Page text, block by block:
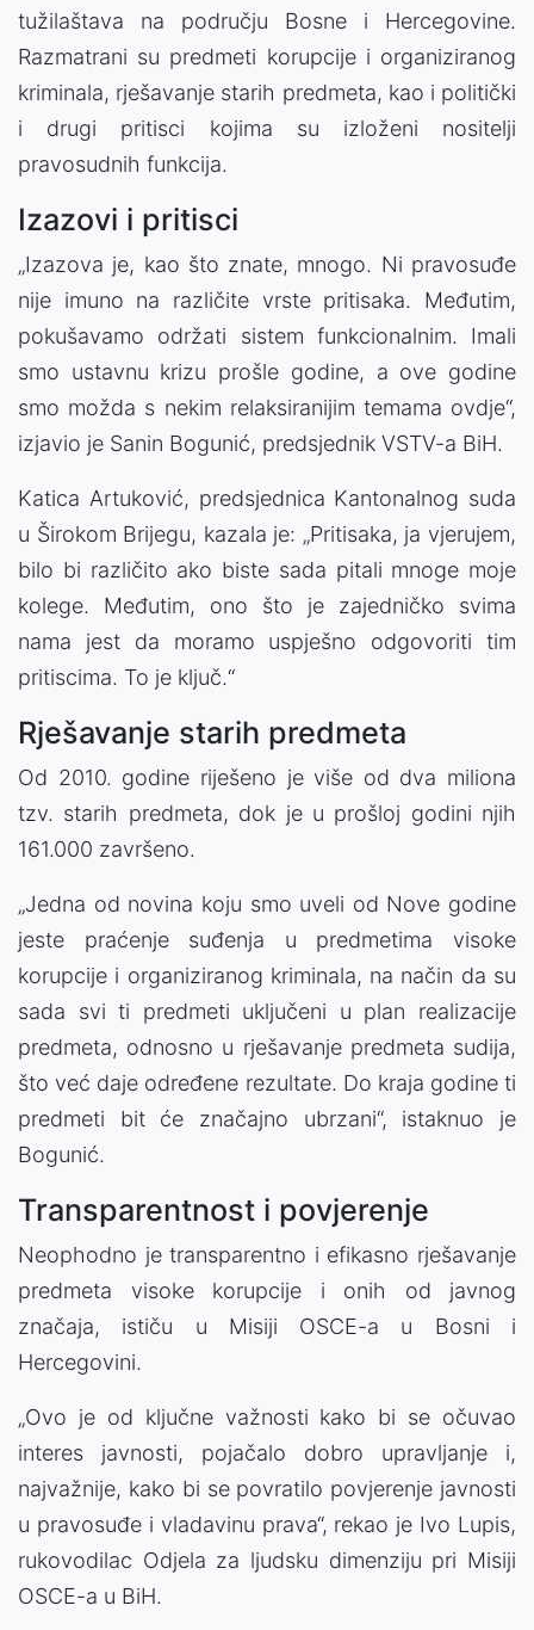
tužilaštava na području Bosne i Hercegovine.
Razmatrani su predmeti korupcije i organiziranog
kriminala, rješavanje starih predmeta, kao i politički
i drugi pritisci kojima su izloženi nositelji
pravosudnih funkcija.
Izazovi i pritisci
„Izazova je, kao što znate, mnogo. Ni pravosuđe
nije imuno na različite vrste pritisaka. Međutim,
pokušavamo održati sistem funkcionalnim. Imali
smo ustavnu krizu prošle godine, a ove godine
smo možda s nekim relaksiranijim temama ovdje“,
izjavio je Sanin Bogunić, predsjednik VSTV-a BiH.
Katica Artuković, predsjednica Kantonalnog suda
u Širokom Brijegu, kazala je: „Pritisaka, ja vjerujem,
bilo bi različito ako biste sada pitali mnoge moje
kolege. Međutim, ono što je zajedničko svima
nama jest da moramo uspješno odgovoriti tim
pritiscima. To je ključ.“
Rješavanje starih predmeta
Od 2010. godine riješeno je više od dva miliona
tzv. starih predmeta, dok je u prošloj godini njih
161.000 završeno.
„Jedna od novina koju smo uveli od Nove godine
jeste praćenje suđenja u predmetima visoke
korupcije i organiziranog kriminala, na način da su
sada svi ti predmeti uključeni u plan realizacije
predmeta, odnosno u rješavanje predmeta sudija,
što već daje određene rezultate. Do kraja godine ti
predmeti bit će značajno ubrzani“, istaknuo je
Bogunić.
Transparentnost i povjerenje
Neophodno je transparentno i efikasno rješavanje
predmeta visoke korupcije i onih od javnog
značaja, ističu u Misiji OSCE-a u Bosni i
Hercegovini.
„Ovo je od ključne važnosti kako bi se očuvao
interes javnosti, pojačalo dobro upravljanje i,
najvažnije, kako bi se povratilo povjerenje javnosti
u pravosuđe i vladavinu prava“, rekao je Ivo Lupis,
rukovodilac Odjela za ljudsku dimenziju pri Misiji
OSCE-a u BiH.